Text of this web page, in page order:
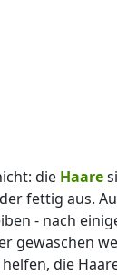
die Haare
fettig aus.
- nach
gewaschen
die